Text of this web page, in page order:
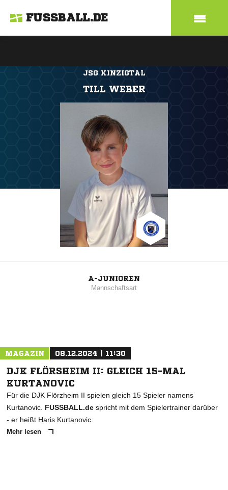
FUSSBALL.DE
JSG KINZIGTAL
TILL WEBER
A-JUNIOREN
Mannschaftsart
MAGAZIN 08.12.2024 | 11:30
DJK FLÖRSHEIM II: GLEICH 15-MAL
KURTANOVIC
Für die DJK Flörzheim II spielen gleich 15 Spieler namens
Kurtanovic. FUSSBALL.de spricht mit dem Spielertrainer darüber
- er heißt Haris Kurtanovic.
Mehr lesen